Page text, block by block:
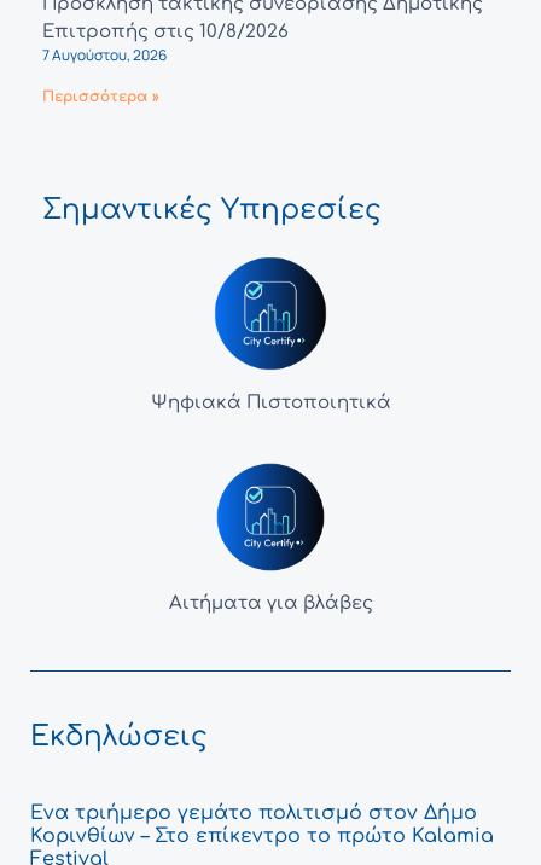
Πρόσκληση τακτικής συνεδρίασης Δημοτικής
Επιτροπής στις 10/8/2026
7 Αυγούστου, 2026
Περισσότερα »
Σημαντικές Υπηρεσίες
Ψηφιακά Πιστοποιητικά
Αιτήματα για βλάβες
Εκδηλώσεις
Ένα τριήμερο γεμάτο πολιτισμό στον Δήμο
Κορινθίων – Στο επίκεντρο το πρώτο Kalamia
Festival